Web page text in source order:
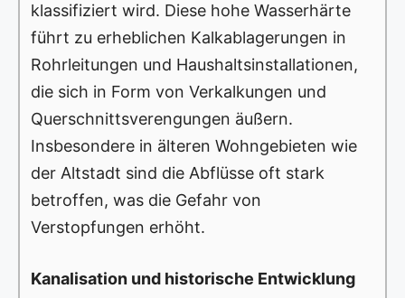
klassifiziert wird. Diese hohe Wasserhärte
führt zu erheblichen Kalkablagerungen in
Rohrleitungen und Haushaltsinstallationen,
die sich in Form von Verkalkungen und
Querschnittsverengungen äußern.
Insbesondere in älteren Wohngebieten wie
der Altstadt sind die Abflüsse oft stark
betroffen, was die Gefahr von
Verstopfungen erhöht.
Kanalisation und historische Entwicklung